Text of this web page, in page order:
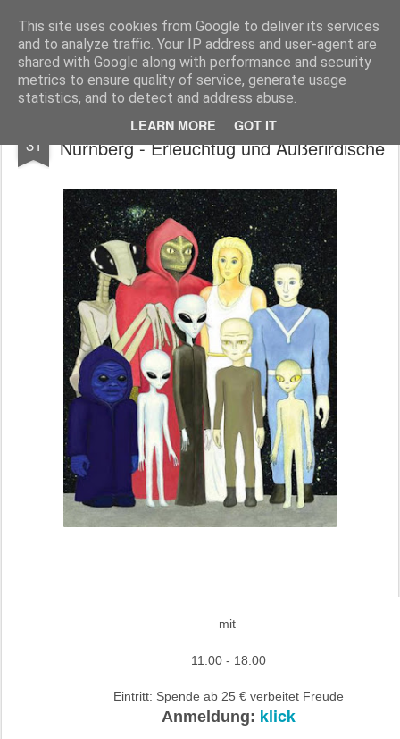
This site uses cookies from Google to deliver its services
and to analyze traffic. Your IP address and user-agent are
shared with Google along with performance and security
metrics to ensure quality of service, generate usage
statistics, and to detect and address abuse.
LEARN MORE GOT IT
Freigeist - ReHU - Forum Institut für Grenzwissenschaften - Spiritualität - Zukunftsforschung - Einheit
Pages
31
So 06.09.15 - Tagesveranstaltung in
Nürnberg - Erleuchtug und Außerirdische
mit
11:00 - 18:00
Eintritt: Spende ab 25 € verbeitet Freude
Anmeldung: klick